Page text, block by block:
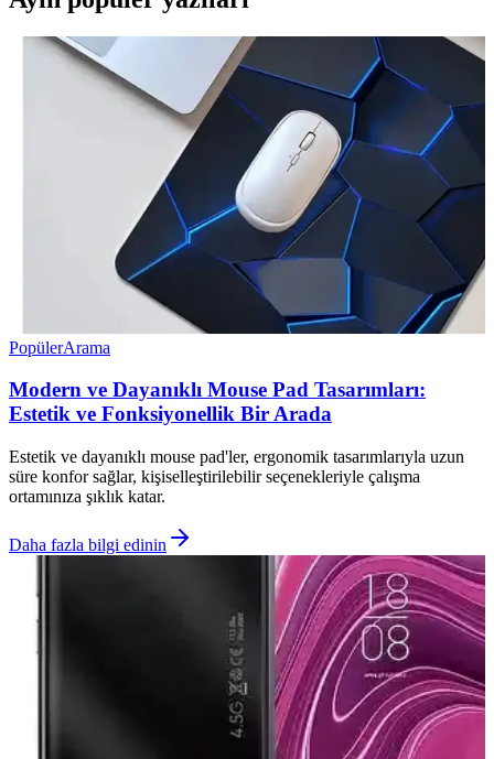
PopülerArama
Modern ve Dayanıklı Mouse Pad Tasarımları:
Estetik ve Fonksiyonellik Bir Arada
Estetik ve dayanıklı mouse pad'ler, ergonomik tasarımlarıyla uzun
süre konfor sağlar, kişiselleştirilebilir seçenekleriyle çalışma
ortamınıza şıklık katar.
Daha fazla bilgi edinin